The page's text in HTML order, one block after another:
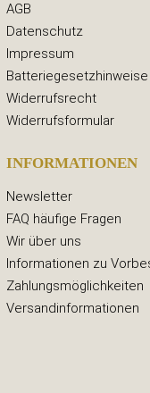
AGB
Datenschutz
Impressum
Batteriegesetzhinweise
Widerrufsrecht
Widerrufsformular
INFORMATIONEN
Newsletter
FAQ häufige Fragen
Wir über uns
Informationen zu
Zahlungsmöglichkeiten
Versandinformationen